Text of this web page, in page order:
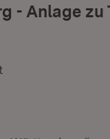
- Anlage zu